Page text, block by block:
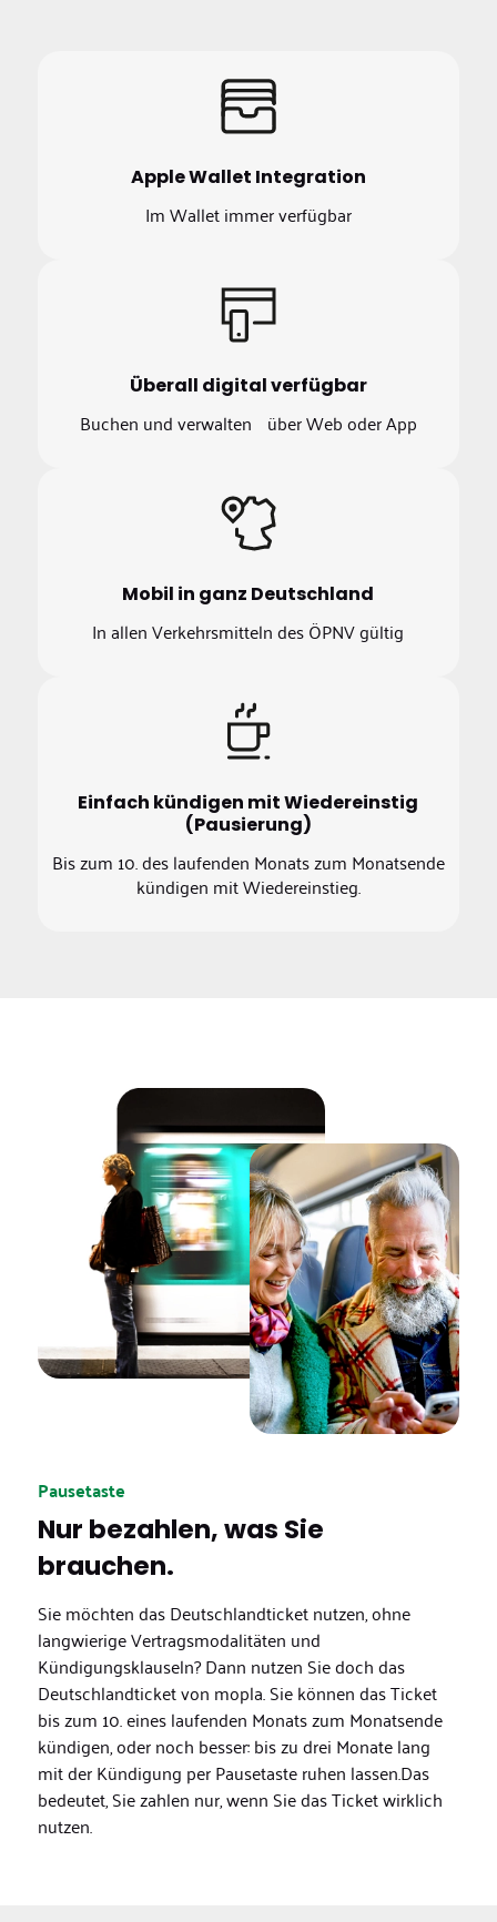
Apple Wallet Integration
Im Wallet immer verfügbar
Überall digital verfügbar
Buchen und verwalten über Web oder App
Mobil in ganz Deutschland
In allen Verkehrsmitteln des ÖPNV gültig
Einfach kündigen mit Wiedereinstig
(Pausierung)
Bis zum 10. des laufenden Monats zum Monatsende
kündigen mit Wiedereinstieg.
Pausetaste
Nur bezahlen, was Sie
brauchen.
Sie möchten das Deutschlandticket nutzen, ohne
langwierige Vertragsmodalitäten und
Kündigungsklauseln? Dann nutzen Sie doch das
Deutschlandticket von mopla. Sie können das Ticket
bis zum 10. eines laufenden Monats zum Monatsende
kündigen, oder noch besser: bis zu drei Monate lang
mit der Kündigung per Pausetaste ruhen lassen.Das
bedeutet, Sie zahlen nur, wenn Sie das Ticket wirklich
nutzen.